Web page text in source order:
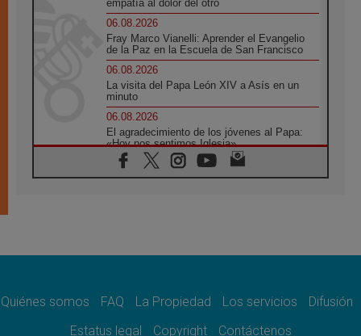
empatía al dolor del otro
06.08.2026
Fray Marco Vianelli: Aprender el Evangelio
de la Paz en la Escuela de San Francisco
06.08.2026
La visita del Papa León XIV a Asís en un
minuto
06.08.2026
El agradecimiento de los jóvenes al Papa:
«Hoy nos sentimos Iglesia»
06.08.2026
Líbano: Reanudan los coloquios en Roma en
paz
Sturla: La visita de León XIV será una buena
Quiénes somos FAQ La Propiedad Los servicios
Difusión
Estatus legal
Copyright Contáctenos